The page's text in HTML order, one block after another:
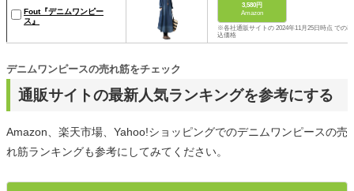
Fout『デニムワンピー
ス』
3,580円
Amazon
※各社通販サイトの 2024年11月25日時点 での税
込価格
通販サイトの最新人気ランキングを参考にする
デニムワンピースの売れ筋をチェック
Amazon、楽天市場、Yahoo!ショッピングでのデニムワンピースの売
れ筋ランキングも参考にしてみてください。